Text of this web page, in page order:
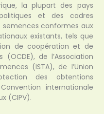
la plupart des pays
et des cadres
conformes aux
existants, tels que
de coopération et de
de l’Association
(ISTA), de l’Union
des obtentions
internationale
(CIPV).